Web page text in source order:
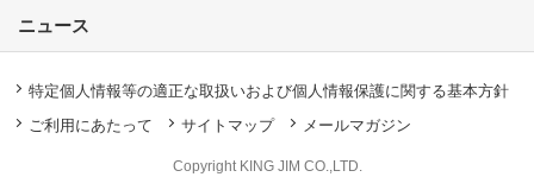
ニュース
特定個人情報等の適正な取扱いおよび個人情報保護に関する基本方針
ご利用にあたって
サイトマップ メールマガジン
Copyright KING JIM CO.,LTD.